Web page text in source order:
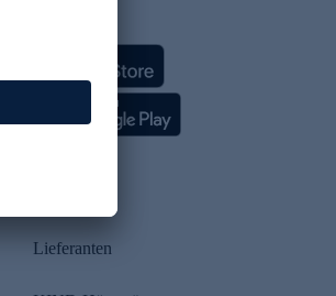
Lieferanten